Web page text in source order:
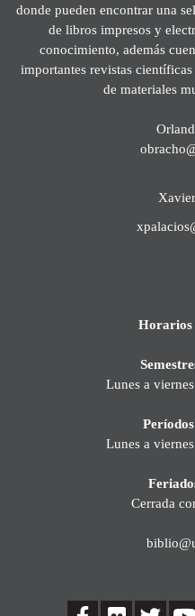
donde pueden encontrar una
de libros impresos y
conocimiento, además
importantes revistas
de materiales
Horarios
Lunes a
Lunes a
Cerrada